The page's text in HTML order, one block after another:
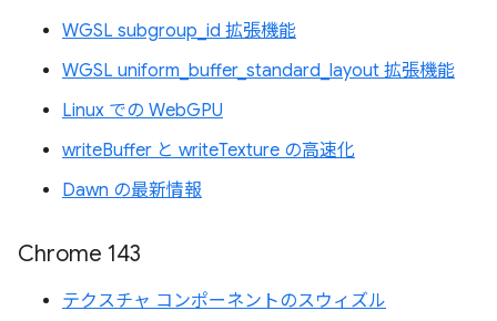
WGSL subgroup_id 拡張機能
WGSL uniform_buffer_standard_layout 拡張機能
Linux での WebGPU
writeBuffer と writeTexture の高速化
Dawn の最新情報
Chrome 143
テクスチャ コンポーネントのスウィズル